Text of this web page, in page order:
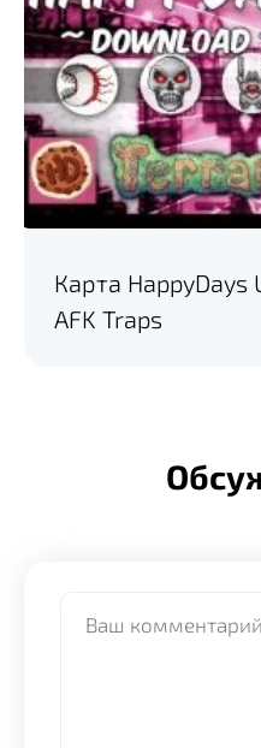
Карта
AFK Traps